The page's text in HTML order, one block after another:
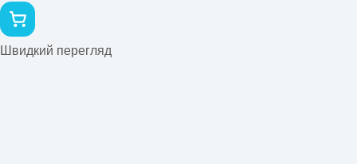
Швидкий перегляд